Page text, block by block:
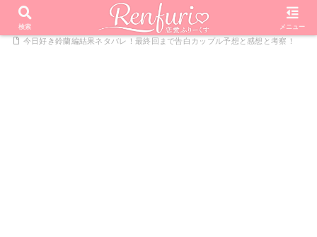
PR
ホーム 恋愛リアリティーショー
今日好きになりました
今日好き鈴蘭編結果ネタバレ！最終回まで告白カップル予想と感想と考察！
検索 メニュー